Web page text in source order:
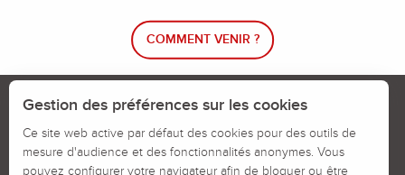
COMMENT VENIR ?
Le blog rando !
Calendrier des jours chassés
Signaler un problème sur un parcours
Gestion des préférences sur les cookies
Ce site web active par défaut des cookies pour des outils de
mesure d'audience et des fonctionnalités anonymes. Vous
pouvez configurer votre navigateur afin de bloquer ou être